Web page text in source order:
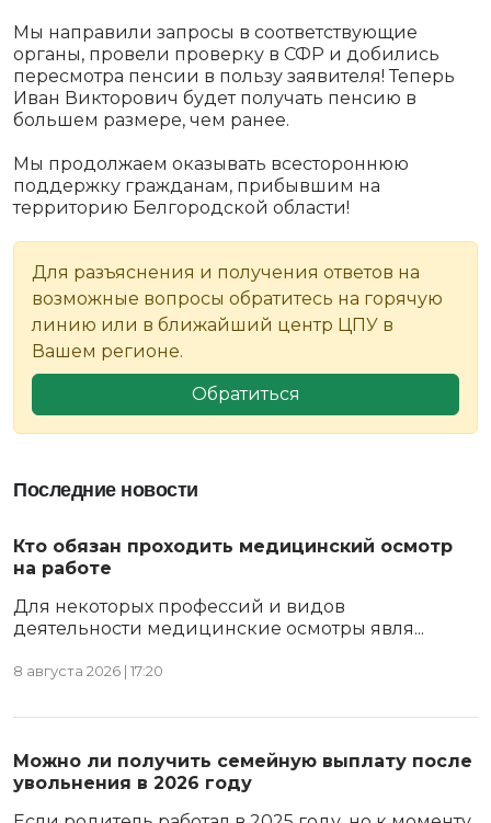
Мы направили запросы в соответствующие
органы, провели проверку в СФР и добились
пересмотра пенсии в пользу заявителя! Теперь
Иван Викторович будет получать пенсию в
большем размере, чем ранее.
Мы продолжаем оказывать всестороннюю
поддержку гражданам, прибывшим на
территорию Белгородской области!
Для разъяснения и получения ответов на
возможные вопросы обратитесь на горячую
линию или в ближайший центр ЦПУ в
Вашем регионе.
Обратиться
Последние новости
Кто обязан проходить медицинский осмотр
на работе
Для некоторых профессий и видов
деятельности медицинские осмотры явля...
8 августа 2026 | 17:20
Можно ли получить семейную выплату после
увольнения в 2026 году